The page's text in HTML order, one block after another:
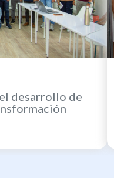
desarrollo de